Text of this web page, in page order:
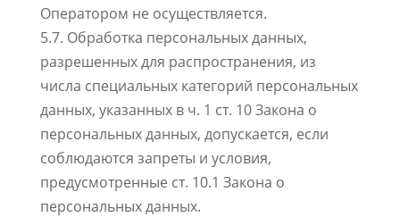
Оператором не осуществляется.
5.7. Обработка персональных данных,
разрешенных для распространения, из
числа специальных категорий персональных
данных, указанных в ч. 1 ст. 10 Закона о
персональных данных, допускается, если
соблюдаются запреты и условия,
предусмотренные ст. 10.1 Закона о
персональных данных.